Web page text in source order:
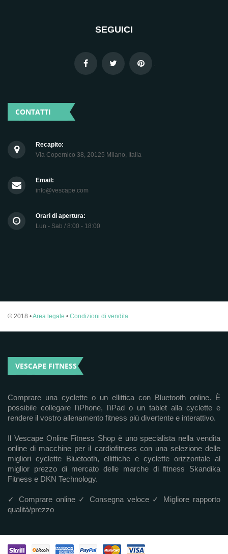
SEGUICI
.
CONTATTI
Recapito:
Via Copernico 38, 20125 Milano, Italia
Email:
info@vescape.com
Orari di apertura:
Lun - Sab / 8:00 - 18:00
© 2018 •Area legale • Condizioni di vendita
VESCAPE FITNESS
Comprare una cyclette o un ellittica con Bluetooth online. È
possibile collegare l'iPhone, l'iPad o un tablet alla cyclette e
rendere il vostro allenamento fitness più divertente e interattivo.
Il Vescape Online Fitness Shop è uno specialista nella vendita
online di macchine per il cardiofitness con una selezione delle
migliori cyclette Bluetooth, ellittiche e cyclette orizzontale al
miglior prezzo di mercato delle marche di fitness Skandika
Fitness e DKN Technology.
✓ Comprare online ✓ Consegna veloce ✓ Migliore rapporto
qualità/prezzo